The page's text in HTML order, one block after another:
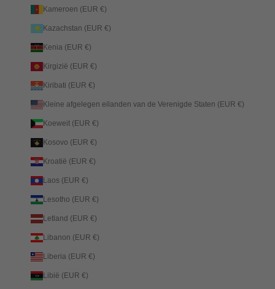
Kameroen (EUR €)
Kazachstan (EUR €)
Kenia (EUR €)
Kirgizië (EUR €)
Kiribati (EUR €)
Kleine afgelegen eilanden van de Verenigde Staten (EUR €)
Koeweit (EUR €)
Kosovo (EUR €)
Kroatië (EUR €)
Laos (EUR €)
Lesotho (EUR €)
Letland (EUR €)
Libanon (EUR €)
Liberia (EUR €)
Libië (EUR €)